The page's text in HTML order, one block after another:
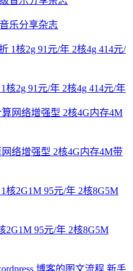
音乐分享杂志
核2g 91元/年 2核4g 414元/年
网络增强型 2核4G内存4M带
2G1M 95元/年 2核8G5M